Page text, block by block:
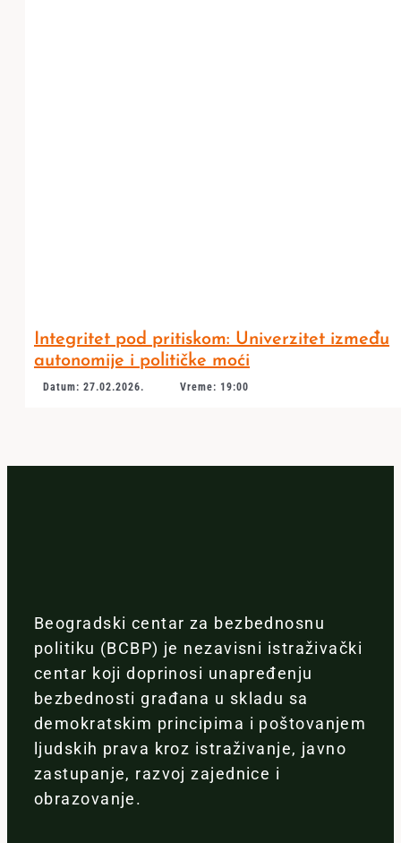
Integritet pod pritiskom: Univerzitet između
autonomije i političke moći
Datum: 27.02.2026. Vreme: 19:00
Beogradski centar za bezbednosnu
politiku (BCBP) je nezavisni istraživački
centar koji doprinosi unapređenju
bezbednosti građana u skladu sa
demokratskim principima i poštovanjem
ljudskih prava kroz istraživanje, javno
zastupanje, razvoj zajednice i
obrazovanje.